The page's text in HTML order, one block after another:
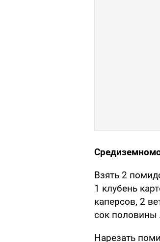
Взять 2
1 клубень
каперсов, 2
сок половины
Нарезать